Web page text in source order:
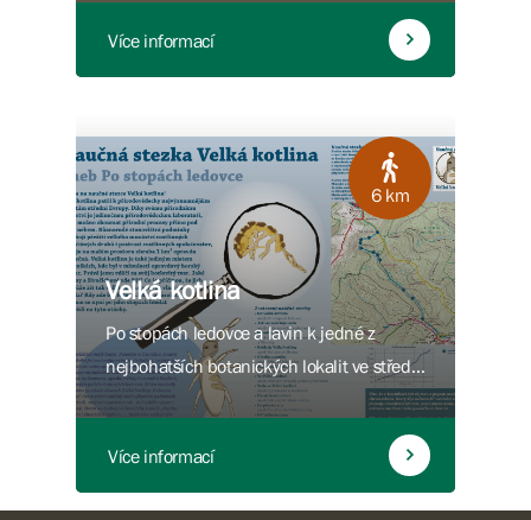
Více informací
6 km
Velká kotlina
Po stopách ledovce a lavin k jedné z
nejbohatších botanických lokalit ve střední
Evropě.
Více informací